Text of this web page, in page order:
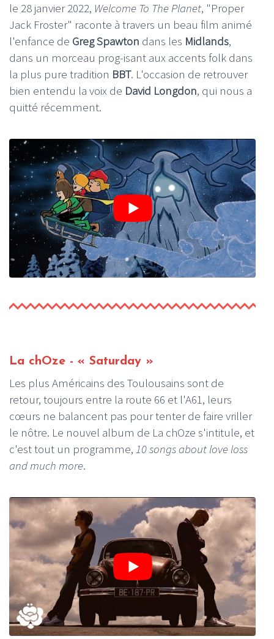
le 28 janvier 2022, Welcome To The Planet, "Proper
Jack Froster" raconte à travers un beau film animé
l'enfance de Greg Spawton dans les Midlands,
dans un morceau prog-isant aux accents folk dans
la plus pure tradition BBT. L'occasion de retrouver
bien entendu la voix de David Longdon, qui nous a
quitté récemment.
La chOze - « Saturday »
Les plus Américains des Toulousains sont de
retour, toujours entre la route 66 et l'A61, leurs
cœurs ne balancent pas pour tenter de faire vriller
le nôtre. Le nouvel album de La chOze s'intitule, et
c'est tout un programme, 10 songs about love loss
and much more.